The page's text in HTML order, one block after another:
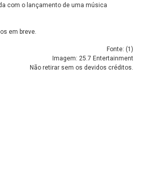
com o lançamento de uma música
em breve.
Fonte: (1 )
Imagem: 25.7 Entertainment
Não retirar sem os devidos créditos.